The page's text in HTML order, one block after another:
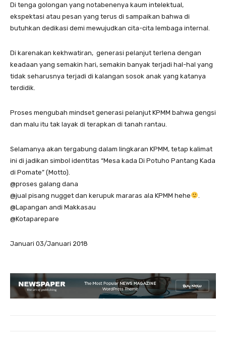
Di tenga golongan yang notabenenya kaum intelektual,
ekspektasi atau pesan yang terus di sampaikan bahwa di
butuhkan dedikasi demi mewujudkan cita-cita lembaga internal.
Di karenakan kekhwatiran, generasi pelanjut terlena dengan
keadaan yang semakin hari, semakin banyak terjadi hal-hal yang
tidak seharusnya terjadi di kalangan sosok anak yang katanya
terdidik.
Proses mengubah mindset generasi pelanjut KPMM bahwa gengsi
dan malu itu tak layak di terapkan di tanah rantau.
Selamanya akan tergabung dalam lingkaran KPMM, tetap kalimat
ini di jadikan simbol identitas “Mesa kada Di Potuho Pantang Kada
di Pomate” (Motto).
@proses galang dana
@jual pisang nugget dan kerupuk mararas ala KPMM hehe
@Lapangan andi Makkasau
@Kotaparepare
Januari 03/Januari 2018